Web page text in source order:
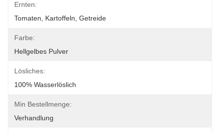
Ernten:
Tomaten, Kartoffeln, Getreide
Farbe:
Hellgelbes Pulver
Lösliches:
100% Wasserlöslich
Min Bestellmenge:
Verhandlung